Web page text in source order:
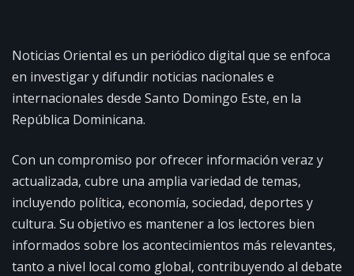
Noticias Oriental es un periódico digital que se enfoca
en investigar y difundir noticias nacionales e
internacionales desde Santo Domingo Este, en la
República Dominicana.
Con un compromiso por ofrecer información veraz y
actualizada, cubre una amplia variedad de temas,
incluyendo política, economía, sociedad, deportes y
cultura. Su objetivo es mantener a los lectores bien
informados sobre los acontecimientos más relevantes,
tanto a nivel local como global, contribuyendo al debate